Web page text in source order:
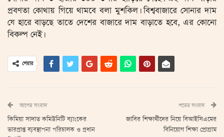
প্রবণতা কোথায় গিয়ে থামবে বলা মুশকিল। বিশ্ববাজারে সোনার দাম
যে হারে বাড়ছে তাতে দেশের বাজারে দাম বাড়াতে হবে, এর কোনো
বিকল্প নেই।
শেয়ার
আগের সংবাদ
কিমিয়া সাদাত কমিউনিটি ব্যাংকের
ভারপ্রাপ্ত ব্যবস্থাপনা পরিচালক ও প্রধান
পরের সংবাদ
জাবির শিক্ষার্থীদের নিয়ে বিআইসিএমের
বিনিয়োগ শিক্ষা প্রোগ্রাম